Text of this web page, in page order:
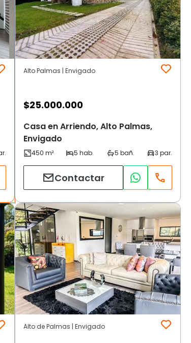
Alto Palmas | Envigado
$25.000.000
Casa en Arriendo, Alto Palmas,
Envigado
Contactar
Alto de Palmas | Envigado